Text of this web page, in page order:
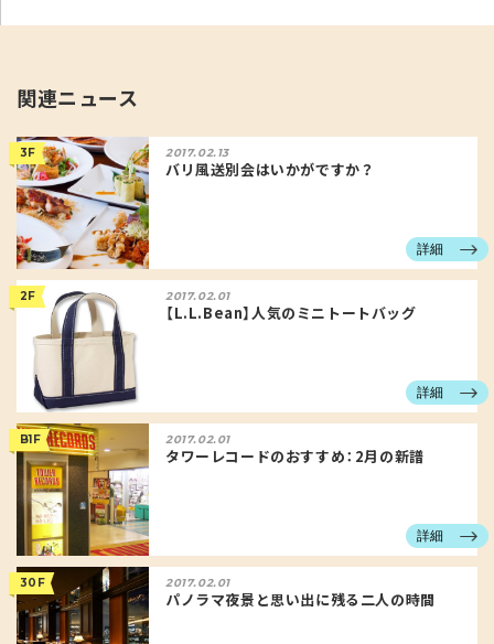
関連ニュース
3F 2017.02.13
バリ風送別会はいかがですか？
詳細
2F 2017.02.01
【L.L.Bean】人気のミニトートバッグ
詳細
B1F 2017.02.01
タワーレコードのおすすめ：2月の新譜
詳細
30F 2017.02.01
パノラマ夜景と思い出に残る二人の時間